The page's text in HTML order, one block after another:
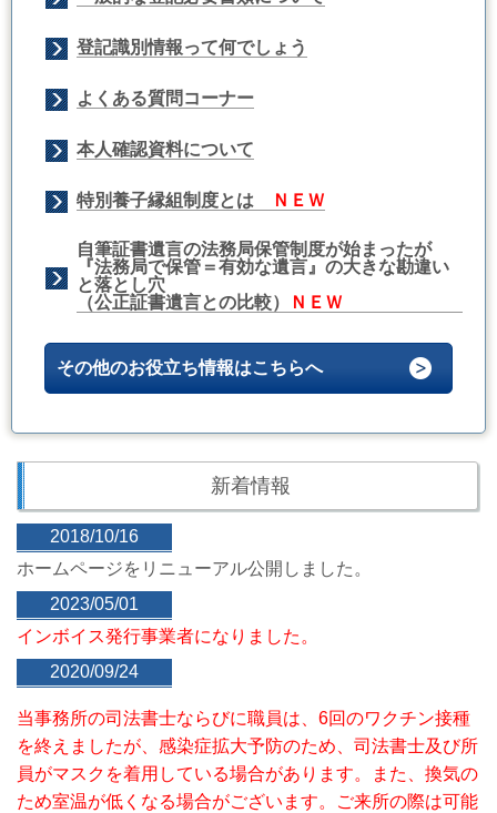
登記識別情報って何でしょう
よくある質問コーナー
本人確認資料について
特別養子縁組制度とは ＮＥＷ
自筆証書遺言の法務局保管制度が始まったが
『法務局で保管＝有効な遺言』の大きな勘違い
と落とし穴
（公正証書遺言との比較）
ＮＥＷ
その他のお役立ち情報はこちらへ
新着情報
2018/10/16
ホームページをリニューアル公開しました。
2023/05/01
インボイス発行事業者になりました。
2020/09/24
当事務所の司法書士ならびに職員は、6回のワクチン接種
を終えましたが、感染症拡大予防のため、司法書士及び所
員がマスクを着用している場合があります。また、換気の
ため室温が低くなる場合がございます。ご来所の際は可能